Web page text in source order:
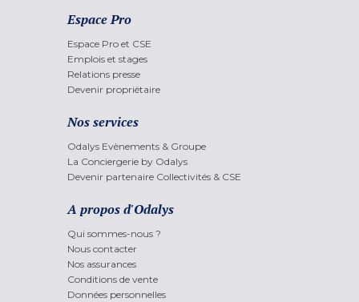
Espace Pro
Espace Pro et CSE
Emplois et stages
Relations presse
Devenir propriétaire
Nos services
Odalys Evènements & Groupe
La Conciergerie by Odalys
Devenir partenaire Collectivités & CSE
A propos d'Odalys
Qui sommes-nous ?
Nous contacter
Nos assurances
Conditions de vente
Données personnelles